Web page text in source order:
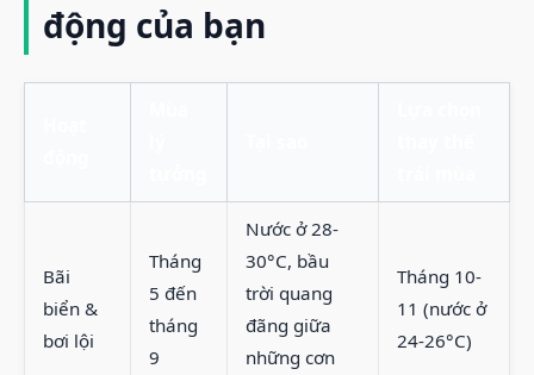
động của bạn
Bãi
biển &
bơi lội
Tháng
5 đến
tháng
9
Nước ở 28-
30°C, bầu
trời quang
đãng giữa
những cơn
Tháng 10-
11 (nước ở
24-26°C)